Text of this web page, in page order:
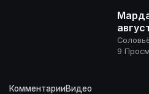
9
КомментарииВидео